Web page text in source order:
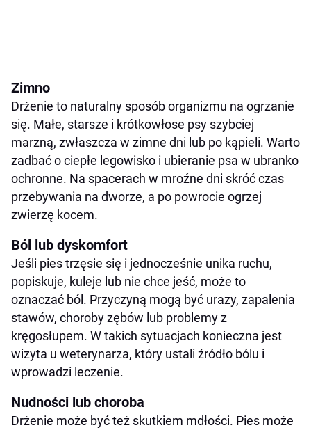
Zimno
Drżenie to naturalny sposób organizmu na ogrzanie
się. Małe, starsze i krótkowłose psy szybciej
marzną, zwłaszcza w zimne dni lub po kąpieli. Warto
zadbać o ciepłe legowisko i ubieranie psa w ubranko
ochronne. Na spacerach w mroźne dni skróć czas
przebywania na dworze, a po powrocie ogrzej
zwierzę kocem.
Ból lub dyskomfort
Jeśli pies trzęsie się i jednocześnie unika ruchu,
popiskuje, kuleje lub nie chce jeść, może to
oznaczać ból. Przyczyną mogą być urazy, zapalenia
stawów, choroby zębów lub problemy z
kręgosłupem. W takich sytuacjach konieczna jest
wizyta u weterynarza, który ustali źródło bólu i
wprowadzi leczenie.
Nudności lub choroba
Drżenie może być też skutkiem mdłości. Pies może